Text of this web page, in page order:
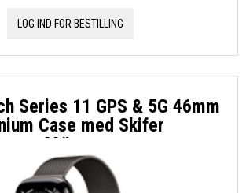
LOG IND FOR BESTILLING
Series 11 GPS & 5G 46mm
Case med Skifer
- M/L